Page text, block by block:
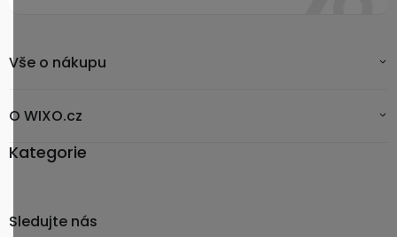
Vše o nákupu
O WIXO.cz
Kategorie
Sledujte nás